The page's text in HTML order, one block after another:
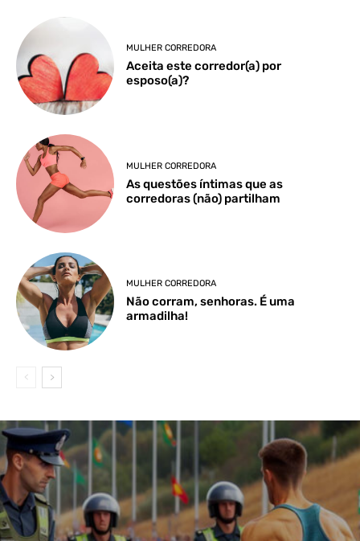
MULHER CORREDORA
Aceita este corredor(a) por
esposo(a)?
MULHER CORREDORA
As questões íntimas que as
corredoras (não) partilham
MULHER CORREDORA
Não corram, senhoras. É uma
armadilha!